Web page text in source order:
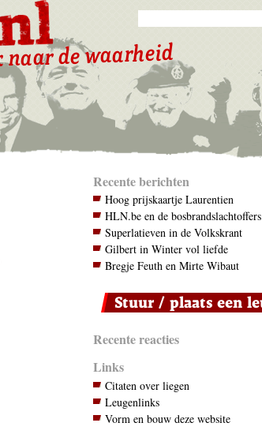
Recente berichten
Hoog prijskaartje Laurentien
HLN.be en de bosbrandslachtoffers
Superlatieven in de Volkskrant
Gilbert in Winter vol liefde
Bregje Feuth en Mirte Wibaut
Recente reacties
Links
Citaten over liegen
Leugenlinks
Vorm en bouw deze website